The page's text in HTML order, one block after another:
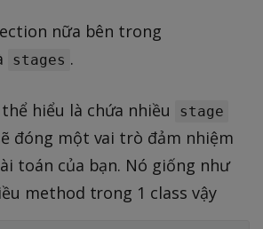
nữa bên trong
stages .
hiểu là chứa nhiều stage
đóng một vai trò đảm nhiệm
toán của bạn. Nó giống như
method trong 1 class vậy